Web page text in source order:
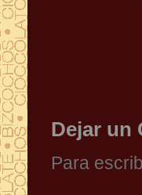
Dejar un
Para